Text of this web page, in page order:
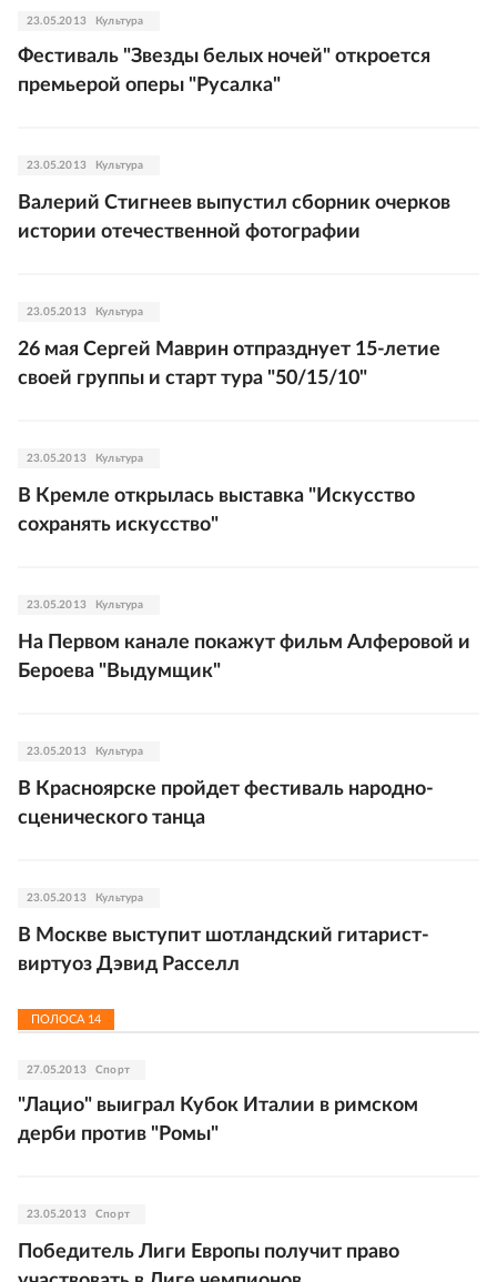
23.05.2013 Культура
Фестиваль "Звезды белых ночей" откроется
премьерой оперы "Русалка"
23.05.2013 Культура
Валерий Стигнеев выпустил сборник очерков
истории отечественной фотографии
23.05.2013 Культура
26 мая Сергей Маврин отпразднует 15-летие
своей группы и старт тура "50/15/10"
23.05.2013 Культура
В Кремле открылась выставка "Искусство
сохранять искусство"
23.05.2013 Культура
На Первом канале покажут фильм Алферовой и
Бероева "Выдумщик"
23.05.2013 Культура
В Красноярске пройдет фестиваль народно-
сценического танца
23.05.2013 Культура
В Москве выступит шотландский гитарист-
виртуоз Дэвид Расселл
ПОЛОСА 14
27.05.2013 Спорт
"Лацио" выиграл Кубок Италии в римском
дерби против "Ромы"
23.05.2013 Спорт
Победитель Лиги Европы получит право